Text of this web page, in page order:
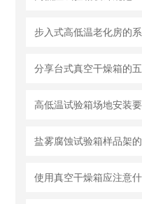
步入式高低温老化房的
分享台式真空干燥箱的
高低温试验箱场地安装
使用真空干燥箱应注意